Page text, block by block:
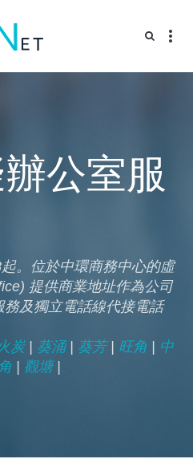
公室服
。位於中環商務中心的虛
提供商業地址作為公司
及獨立電話線代接電話
炭| 葵涌| 葵芳| 旺角
中
觀塘|